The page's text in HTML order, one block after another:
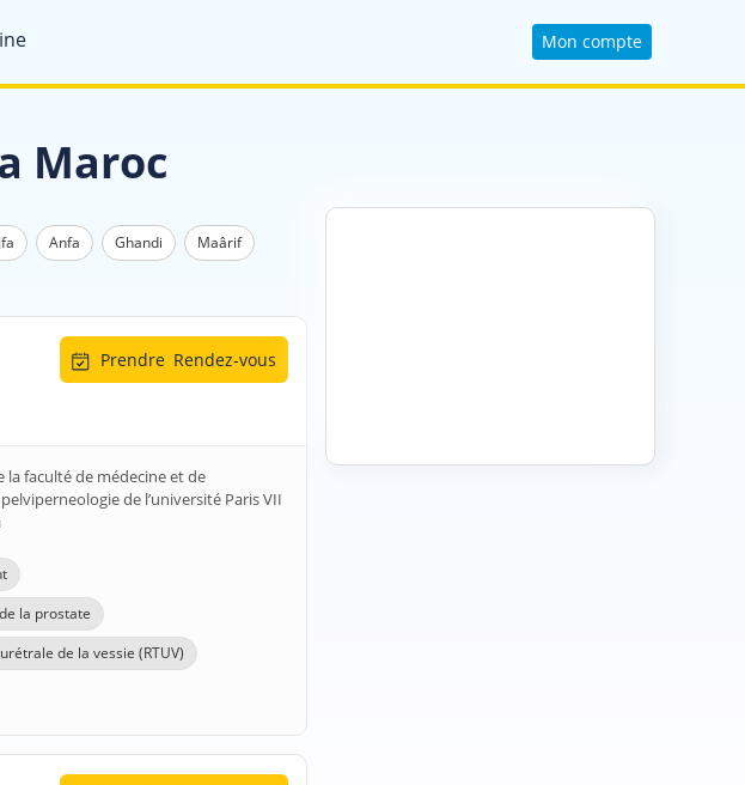
Mon compte
Maroc
Anfa Ghandi Maârif
Prendre Rendez-vous
faculté de médecine et de
de l’université Paris VII
la prostate
de la vessie (RTUV)